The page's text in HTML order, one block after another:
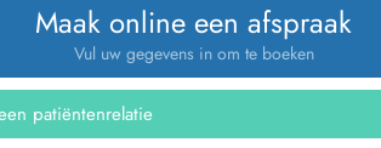
Maak online een afspraak
Vul uw gegevens in om te boeken